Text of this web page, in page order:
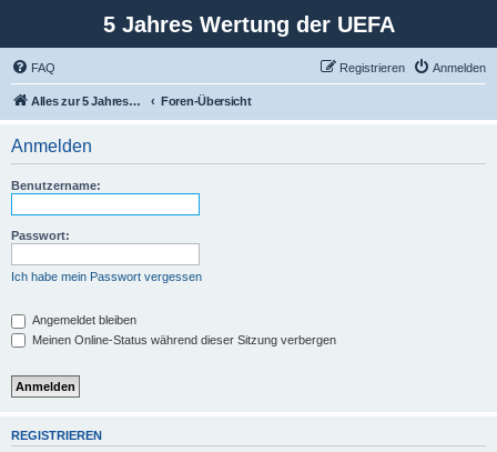
5 Jahres Wertung der UEFA
FAQ Anmelden
Registrieren
Alles zur 5 Jahreswertung / Tabelle der UEFA mit vielen Statistiken. Foren-Übersicht
Anmelden
Benutzername:
Passwort:
Ich habe mein Passwort vergessen
Angemeldet bleiben
Meinen Online-Status während dieser Sitzung verbergen
REGISTRIEREN